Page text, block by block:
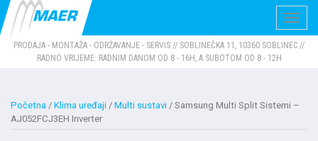
PRODAJA - MONTAŽA - ODRŽAVANJE - SERVIS // SOBLINEČKA 11, 10360 SOBLINEC //
RADNO VRIJEME: RADNIM DANOM OD 8 - 16H, A SUBOTOM OD 8 - 12H
Početna / Klima uređaji / Multi sustavi / Samsung Multi Split Sistemi –
AJ052FCJ3EH Inverter